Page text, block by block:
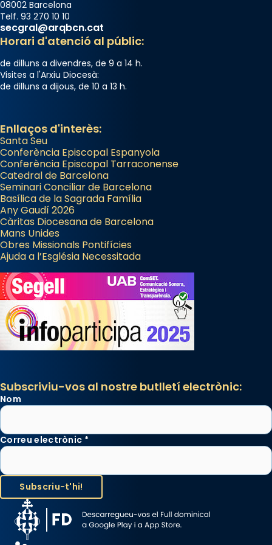
08002 Barcelona
Telf. 93 270 10 10
secgral@arqbcn.cat
Horari d'atenció al públic:
de dilluns a divendres, de 9 a 14 h.
Visites a l'Arxiu Diocesà:
de dilluns a dijous, de 10 a 13 h.
Enllaços d'interès:
Santa Seu
Conferència Episcopal Espanyola
Conferència Episcopal Tarraconense
Catedral de Barcelona
Seminari Conciliar de Barcelona
Basílica de la Sagrada Família
Any Gaudí 2026
Càritas Diocesana de Barcelona
Mans Unides
Obres Missionals Pontifícies
Ajuda a l’Església Necessitada
Subscriviu-vos al nostre butlletí electrònic:
Nom
Correu electrònic *